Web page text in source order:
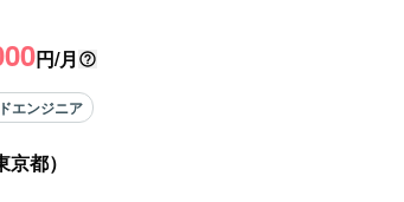
円/月
エンジニア
都）